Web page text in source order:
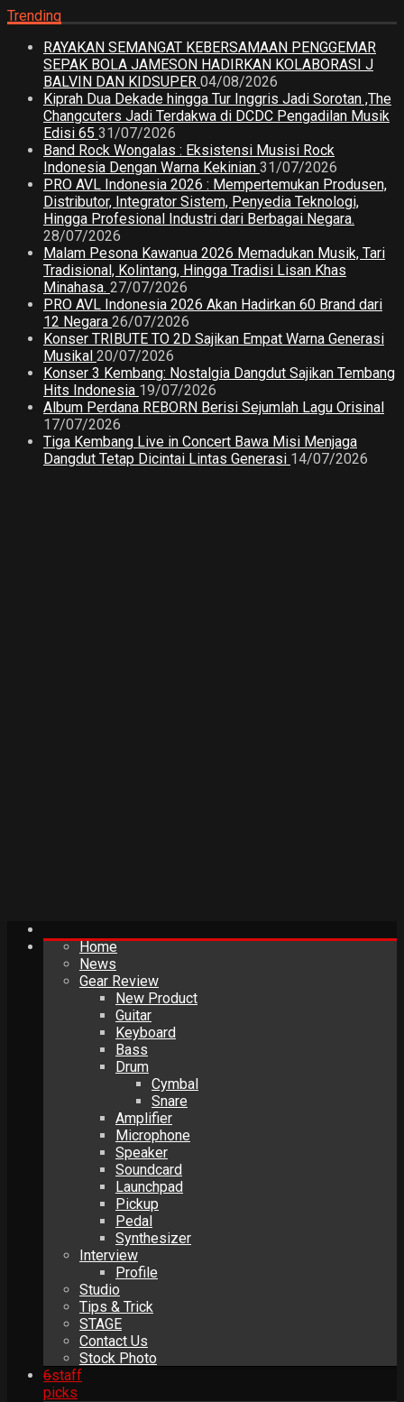
Trending
RAYAKAN SEMANGAT KEBERSAMAAN PENGGEMAR
SEPAK BOLA JAMESON HADIRKAN KOLABORASI J
BALVIN DAN KIDSUPER 04/08/2026
Kiprah Dua Dekade hingga Tur Inggris Jadi Sorotan ,The
Changcuters Jadi Terdakwa di DCDC Pengadilan Musik
Edisi 65 31/07/2026
Band Rock Wongalas : Eksistensi Musisi Rock
Indonesia Dengan Warna Kekinian 31/07/2026
PRO AVL Indonesia 2026 : Mempertemukan Produsen,
Distributor, Integrator Sistem, Penyedia Teknologi,
Hingga Profesional Industri dari Berbagai Negara.
28/07/2026
Malam Pesona Kawanua 2026 Memadukan Musik, Tari
Tradisional, Kolintang, Hingga Tradisi Lisan Khas
Minahasa. 27/07/2026
PRO AVL Indonesia 2026 Akan Hadirkan 60 Brand dari
12 Negara 26/07/2026
Konser TRIBUTE TO 2D Sajikan Empat Warna Generasi
Musikal 20/07/2026
Konser 3 Kembang: Nostalgia Dangdut Sajikan Tembang
Hits Indonesia 19/07/2026
Album Perdana REBORN Berisi Sejumlah Lagu Orisinal
17/07/2026
Tiga Kembang Live in Concert Bawa Misi Menjaga
Dangdut Tetap Dicintai Lintas Generasi 14/07/2026
Home
News
Gear Review
New Product
Guitar
Keyboard
Bass
Drum
Cymbal
Snare
Amplifier
Microphone
Speaker
Soundcard
Launchpad
Pickup
Pedal
Synthesizer
Interview
Profile
Studio
Tips & Trick
STAGE
Contact Us
Stock Photo
6staff
picks